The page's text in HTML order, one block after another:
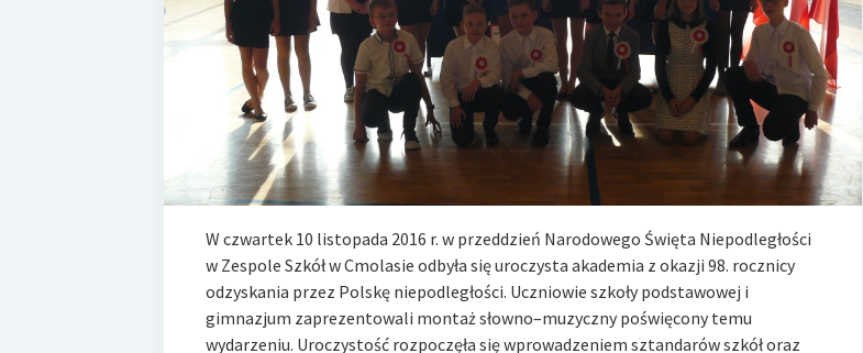
W czwartek 10 listopada 2016 r. w przeddzień Narodowego Święta Niepodległości
w Zespole Szkół w Cmolasie odbyła się uroczysta akademia z okazji 98. rocznicy
odzyskania przez Polskę niepodległości. Uczniowie szkoły podstawowej i
gimnazjum zaprezentowali montaż słowno–muzyczny poświęcony temu
wydarzeniu. Uroczystość rozpoczęła się wprowadzeniem sztandarów szkół oraz